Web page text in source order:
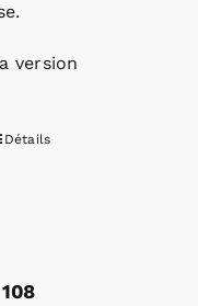
version
Détails